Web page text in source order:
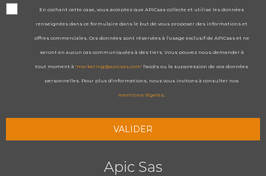
En cochant cette case, vous acceptez que APICsas collecte et utilise les données
renseignées dans ce formulaire dans le but de vous proposer des informations et
offres commerciales. Ces données sont réservées à l'usage exclusif de APICsas et ne
seront en aucun cas communiquées à des tiers. Vous pouvez nous demander à
tout moment à"marketing@apicsas.com" l'accès ou la suppression de vos données
personnelles. Pour plus d'informations, nous vous invitons à consulter nos
mentions légales.
Apic Sas